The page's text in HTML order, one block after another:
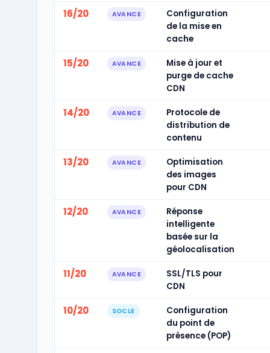
16/20 AVANCE
Configuration
de la mise en
cache
15/20 AVANCE
Mise à jour et
purge de cache
CDN
14/20 AVANCE
Protocole de
distribution de
contenu
13/20 AVANCE
Optimisation
des images
pour CDN
12/20 AVANCE
Réponse
intelligente
basée sur la
géolocalisation
11/20 AVANCE
SSL/TLS pour
CDN
10/20 SOCLE
Configuration
du point de
présence (POP)